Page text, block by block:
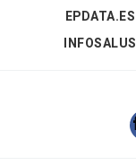
EPDATA.ES
INFOSALUS